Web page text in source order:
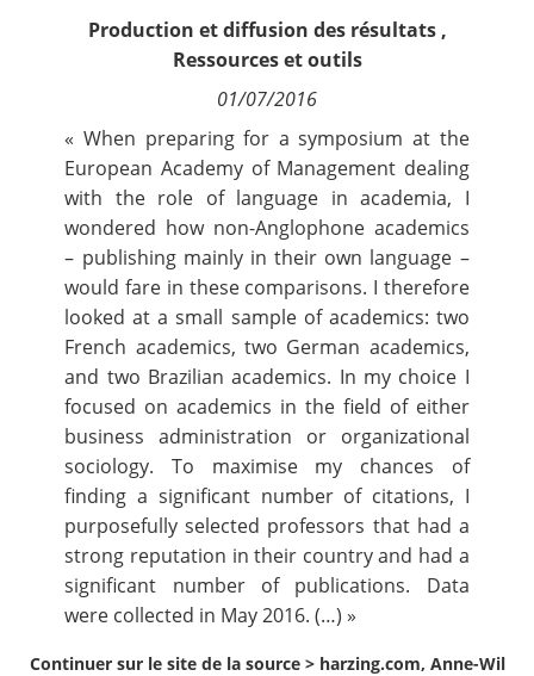
ContactProduction et diffusion des résultats,
Ressources et outils
01/07/2016
« When preparing for asymposium at the
European Academy of Management dealing
with the role of language in academia, I
wondered how non-Anglophone academics
– publishing mainly in their own language –
would fare in these comparisons. I therefore
looked at a small sample of academics: two
French academics, two German academics,
and two Brazilian academics. In my choice I
focused on academics in the field of either
business administration or organizational
sociology. To maximise my chances of
finding a significant number of citations, I
purposefully selected professors that had a
strong reputation in their country and had a
significant number of publications. Data
were collected in May 2016. (…) »
Continuer sur le site de la source > harzing.com, Anne-Wil